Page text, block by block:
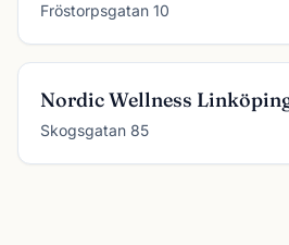
Fröstorpsgatan 10
Nordic Wellness
Skogsgatan 85